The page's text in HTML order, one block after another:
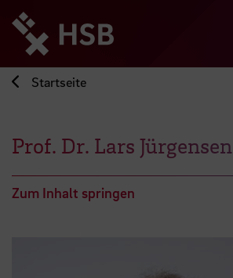
zum
Seiteninhalt
springen
Startseite
Prof. Dr. Lars Jürgensen
Zum Inhalt springen